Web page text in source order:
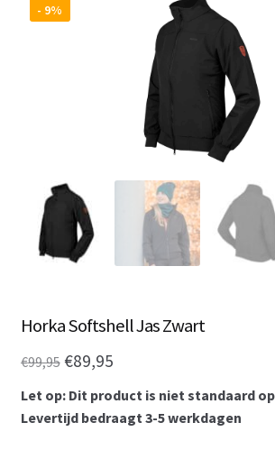
- 9%
Horka Softshell Jas Zwart
€99,95 Oorspronkelijke
prijs
was:
€89,95Huidige
prijs
is:
Let op: Dit product is niet standaard
Levertijd bedraagt 3-5 werkdagen